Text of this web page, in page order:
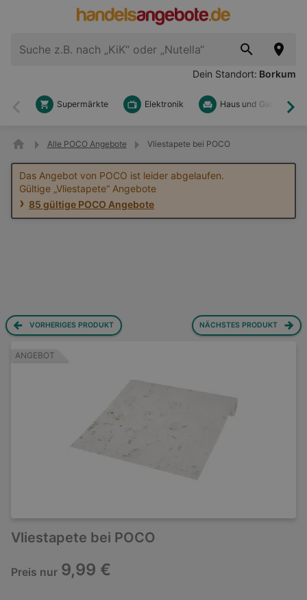
Dein Standort: Borkum
Zurück
Supermärkte Elektronik Haus und Garten
Alle POCO Angebote Vliestapete bei POCO
Das Angebot von POCO ist leider abgelaufen.
Gültige „Vliestapete“ Angebote
85 gültige POCO Angebote
VORHERIGES PRODUKT NÄCHSTES PRODUKT
ANGEBOT
Vliestapete bei POCO
Preis nur 9,99 €